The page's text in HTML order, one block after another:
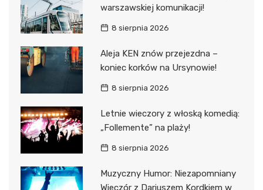
warszawskiej komunikacji!
8 sierpnia 2026
Aleja KEN znów przejezdna –
koniec korków na Ursynowie!
8 sierpnia 2026
Letnie wieczory z włoską komedią:
„Follemente” na plaży!
8 sierpnia 2026
Muzyczny Humor: Niezapomniany